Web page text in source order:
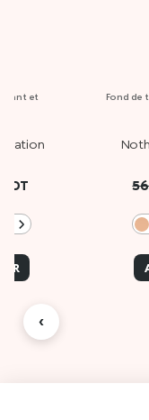
et
DT
Fond de
‹